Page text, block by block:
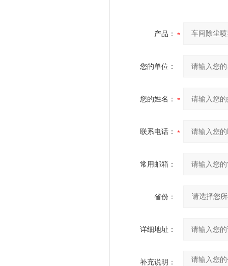
产品：
您的单位：
您的姓名：
联系电话：
常用邮箱：
省份：
详细地址：
补充说明：